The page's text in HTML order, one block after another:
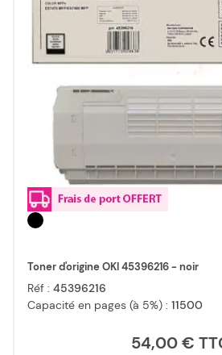
Toner d'origine OKI 45396216 - noir
Réf : 45396216
Capacité en pages (à 5%) : 11500
54,00 €